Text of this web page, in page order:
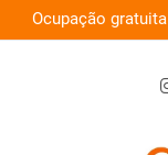
to
Ocupação gratuita